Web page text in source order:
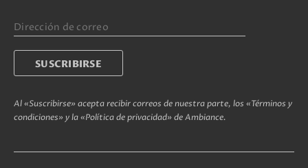
Al «Suscribirse» acepta recibir correos de nuestra parte, los «Términos y
condiciones» y la «Política de privacidad» de Ambiance.